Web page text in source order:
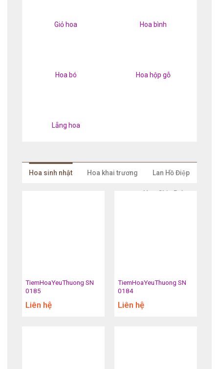
Giỏ hoa Hoa bình
Hoa bó Hoa hộp gỗ
Lẵng hoa
Hoa sinh nhật Hoa khai trương Lan Hồ Điệp
Hoa Chia Buồn
TiemHoaYeuThuong SN
0185
Liên hệ
TiemHoaYeuThuong SN
0184
Liên hệ